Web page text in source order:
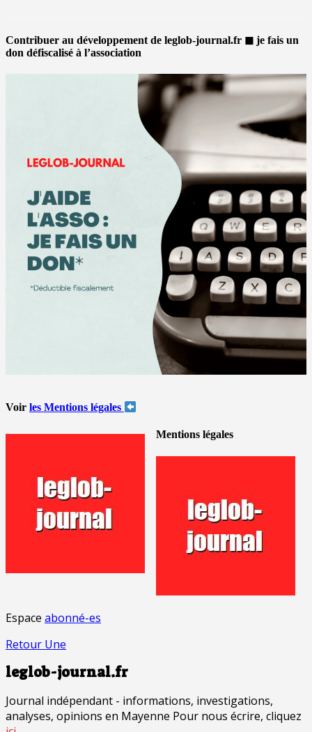
Contribuer au développement de leglob-journal.fr ◼ je fais un
don défiscalisé à l’association
Voir les Mentions légales
Mentions légales
Espace abonné-es
Retour Une
leglob-journal.fr
Journal indépendant - informations, investigations,
analyses, opinions en Mayenne Pour nous écrire, cliquez